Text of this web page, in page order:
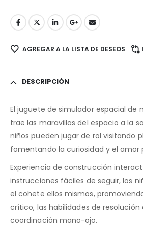
AGREGAR A LA LISTA DE DESEOS
DESCRIPCIÓN
El juguete de simulador espacial de
trae las maravillas del espacio a la
niños pueden jugar de rol visitando
fomentando la curiosidad y el amor
Experiencia de construcción
instrucciones fáciles de seguir, los
el cohete ellos mismos,
crítico, las habilidades de resolución
coordinación mano-ojo.